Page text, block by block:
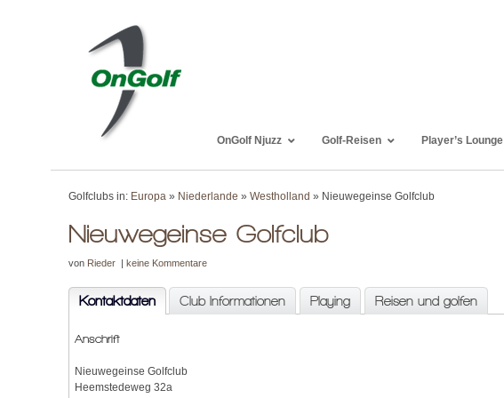
OnGolf Njuzz Golf-Reisen Player’s Lounge
Golfclubs in: Europa» Niederlande » Westholland » Nieuwegeinse Golfclub
Nieuwegeinse Golfclub
von Rieder| keine Kommentare
Kontaktdaten Club Informationen Playing Reisen und golfen
Anschrift
Nieuwegeinse Golfclub
Heemstedeweg 32a